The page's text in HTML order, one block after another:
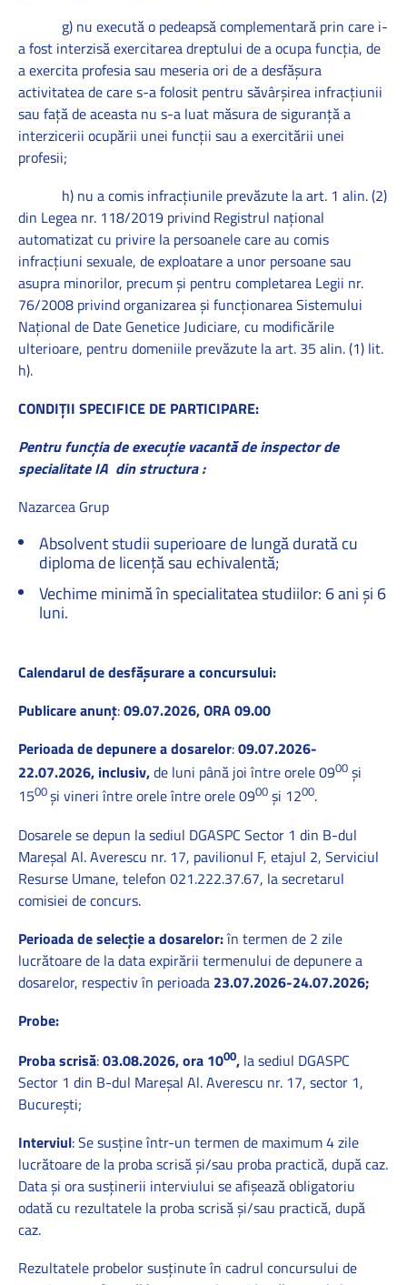
g) nu execută o pedeapsă complementară prin care i-
a fost interzisă exercitarea dreptului de a ocupa funcţia, de
a exercita profesia sau meseria ori de a desfăşura
activitatea de care s-a folosit pentru săvârşirea infracţiunii
sau faţă de aceasta nu s-a luat măsura de siguranţă a
interzicerii ocupării unei funcţii sau a exercitării unei
profesii;
h) nu a comis infracţiunile prevăzute la art. 1 alin. (2)
din Legea nr. 118/2019 privind Registrul naţional
automatizat cu privire la persoanele care au comis
infracţiuni sexuale, de exploatare a unor persoane sau
asupra minorilor, precum şi pentru completarea Legii nr.
76/2008 privind organizarea şi funcţionarea Sistemului
Naţional de Date Genetice Judiciare, cu modificările
ulterioare, pentru domeniile prevăzute la art. 35 alin. (1) lit.
h).
CONDIȚII SPECIFICE DE PARTICIPARE:
Pentru funcția de execuție vacantă de inspector de
specialitate IA din structura :
Nazarcea Grup
Absolvent studii superioare de lungă durată cu
diploma de licență sau echivalentă;
Vechime minimă în specialitatea studiilor: 6 ani și 6
luni.
Calendarul de desfăşurare a concursului:
Publicare anunţ:09.07.2026, ORA 09.00
Perioada de depunere a dosarelor:09.07.2026-
22.07.2026, inclusiv,de luni până joi între orele 0900 şi
1500şi vineri între orele între orele 0900 şi 1200.
Dosarele se depun la sediul DGASPC Sector 1 din B-dul
Mareşal Al. Averescu nr. 17, pavilionul F, etajul 2, Serviciul
Resurse Umane, telefon 021.222.37.67, la secretarul
comisiei de concurs.
Perioada de selecție a dosarelor:în termen de 2 zile
lucrătoare de la data expirării termenului de depunere a
dosarelor, respectiv în perioada 23.07.2026-24.07.2026;
Probe:
Proba scrisă:03.08.2026, ora 1000, la sediul DGASPC
Sector 1 din B-dul Mareşal Al. Averescu nr. 17, sector 1,
București;
Interviul: Se susţine într-un termen de maximum 4 zile
lucrătoare de la proba scrisă şi/sau proba practică, după caz.
Data şi ora susţinerii interviului se afişează obligatoriu
odată cu rezultatele la proba scrisă şi/sau practică, după
caz.
Rezultatele probelor susținute în cadrul concursului de